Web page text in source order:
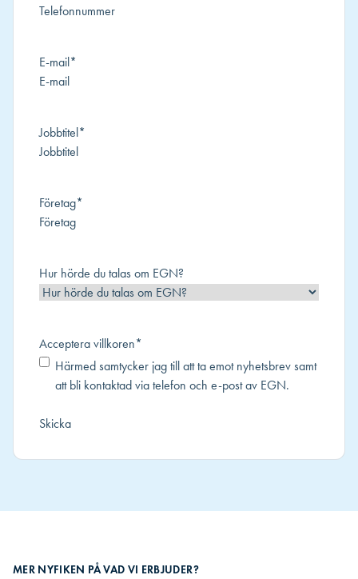
E-mail*
Jobbtitel*
Företag*
Hur hörde du talas om EGN?
Acceptera villkoren*
Härmed samtycker jag till att ta emot nyhetsbrev samt
att bli kontaktad via telefon och e-post av EGN.
MER NYFIKEN PÅ VAD VI ERBJUDER?